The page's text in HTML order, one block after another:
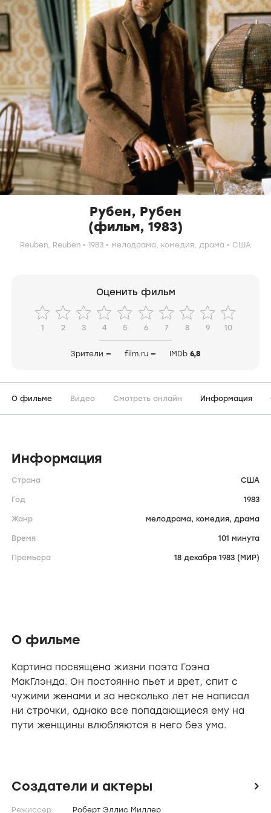
Рубен, Рубен
(фильм, 1983)
Reuben, Reuben 1983 мелодрама, комедия, драма США
Оценить фильм
1 2 3 4 5 6 7 8 9 10
Зрители — film.ru — IMDb 6,8
О фильме Видео Смотреть онлайн Информация
Информация
Страна США
Год 1983
Жанр мелодрама, комедия, драма
Время 101 минута
Премьера 18 декабря 1983 (МИР)
О фильме